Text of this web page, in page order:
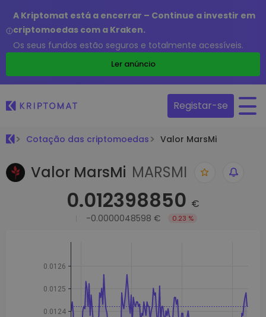
A Kriptomat está a encerrar – Continue a investir em
criptomoedas com a Kraken.
Os seus fundos estão seguros e totalmente acessíveis.
Ler anúncio
Registar-se
Cotação das criptomoedas Valor MarsMi
Valor MarsMi MARSMI
0.012398850 €
-0.0000048598 € 0.23 %